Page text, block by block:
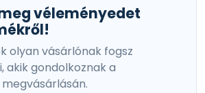
véleményedet
olyan vásárlónak fogsz
akik gondolkoznak a